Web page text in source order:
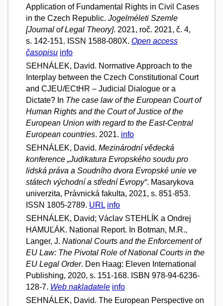
Application of Fundamental Rights in Civil Cases
in the Czech Republic. Jogelméleti Szemle
[Journal of Legal Theory]. 2021, roč. 2021, č. 4,
s. 142-151. ISSN 1588-080X. Open access
časopisu info
SEHNÁLEK, David. Normative Approach to the
Interplay between the Czech Constitutional Court
and CJEU/ECtHR – Judicial Dialogue or a
Dictate? In The case law of the European Court of
Human Rights and the Court of Justice of the
European Union with regard to the East-Central
European countries. 2021. info
SEHNÁLEK, David. Mezinárodní vědecká
konference „Judikatura Evropského soudu pro
lidská práva a Soudního dvora Evropské unie ve
státech východní a střední Evropy“. Masarykova
univerzita, Právnická fakulta, 2021, s. 851-853.
ISSN 1805-2789. URL info
SEHNÁLEK, David; Václav STEHLÍK a Ondrej
HAMUĽÁK. National Report. In Botman, M.R.,
Langer, J. National Courts and the Enforcement of
EU Law: The Pivotal Role of National Courts in the
EU Legal Order. Den Haag: Eleven International
Publishing, 2020, s. 151-168. ISBN 978-94-6236-
128-7. Web nakladatele info
SEHNÁLEK, David. The European Perspective on